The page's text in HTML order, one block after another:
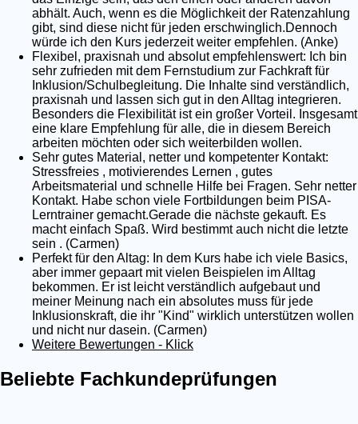
abhält. Auch, wenn es die Möglichkeit der Ratenzahlung
gibt, sind diese nicht für jeden erschwinglich.Dennoch
würde ich den Kurs jederzeit weiter empfehlen. (Anke)
Flexibel, praxisnah und absolut empfehlenswert: Ich bin
sehr zufrieden mit dem Fernstudium zur Fachkraft für
Inklusion/Schulbegleitung. Die Inhalte sind verständlich,
praxisnah und lassen sich gut in den Alltag integrieren.
Besonders die Flexibilität ist ein großer Vorteil. Insgesamt
eine klare Empfehlung für alle, die in diesem Bereich
arbeiten möchten oder sich weiterbilden wollen.
Sehr gutes Material, netter und kompetenter Kontakt:
Stressfreies , motivierendes Lernen , gutes
Arbeitsmaterial und schnelle Hilfe bei Fragen. Sehr netter
Kontakt. Habe schon viele Fortbildungen beim PISA-
Lerntrainer gemacht.Gerade die nächste gekauft. Es
macht einfach Spaß. Wird bestimmt auch nicht die letzte
sein . (Carmen)
Perfekt für den Altag: In dem Kurs habe ich viele Basics,
aber immer gepaart mit vielen Beispielen im Alltag
bekommen. Er ist leicht verständlich aufgebaut und
meiner Meinung nach ein absolutes muss für jede
Inklusionskraft, die ihr "Kind" wirklich unterstützen wollen
und nicht nur dasein. (Carmen)
Weitere Bewertungen - Klick
Beliebte Fachkundeprüfungen